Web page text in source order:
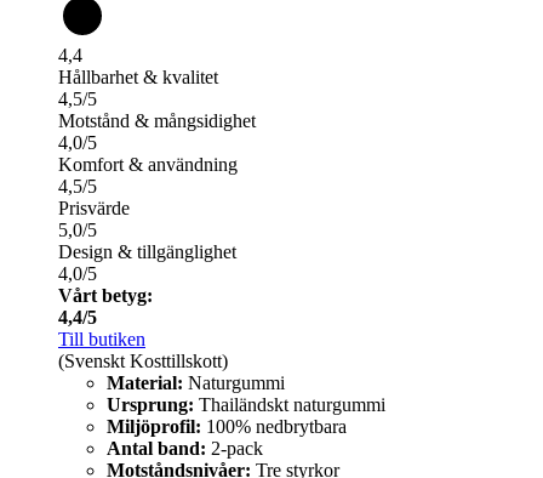
4,4
Hållbarhet & kvalitet
4,5/5
Motstånd & mångsidighet
4,0/5
Komfort & användning
4,5/5
Prisvärde
5,0/5
Design & tillgänglighet
4,0/5
Vårt betyg:
4,4/5
Till butiken
(Svenskt Kosttillskott)
Material: Naturgummi
Ursprung: Thailändskt naturgummi
Miljöprofil: 100% nedbrytbara
Antal band: 2-pack
Motståndsnivåer: Tre styrkor